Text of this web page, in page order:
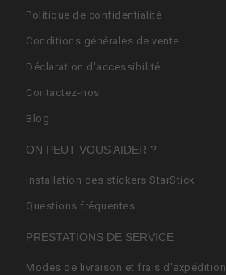
Politique de confidentialité
Conditions générales de vente
Déclaration d'accessibilité
Contactez-nos
Blog
ON PEUT VOUS AIDER ?
Installation des stickers StarStick
Questions fréquentes
PRESTATIONS DE SERVICE
Modes de livraison et frais d'expédition